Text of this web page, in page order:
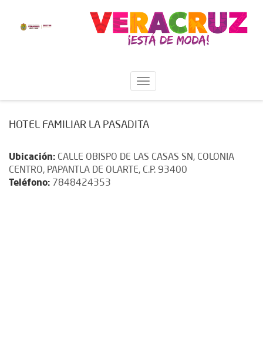
HOTEL FAMILIAR LA PASADITA
Ubicación: CALLE OBISPO DE LAS CASAS SN, COLONIA
CENTRO, PAPANTLA DE OLARTE, C.P. 93400
Teléfono: 7848424353